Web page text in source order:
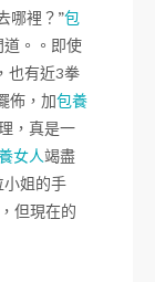
哪裡？”包
道。。即使
，也有近3拳
佈，加包養
，真是一
女人竭盡
小姐的手
但現在的